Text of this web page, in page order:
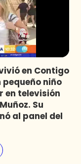
en Contigo
pequeño niño
en televisión
Su
al panel del